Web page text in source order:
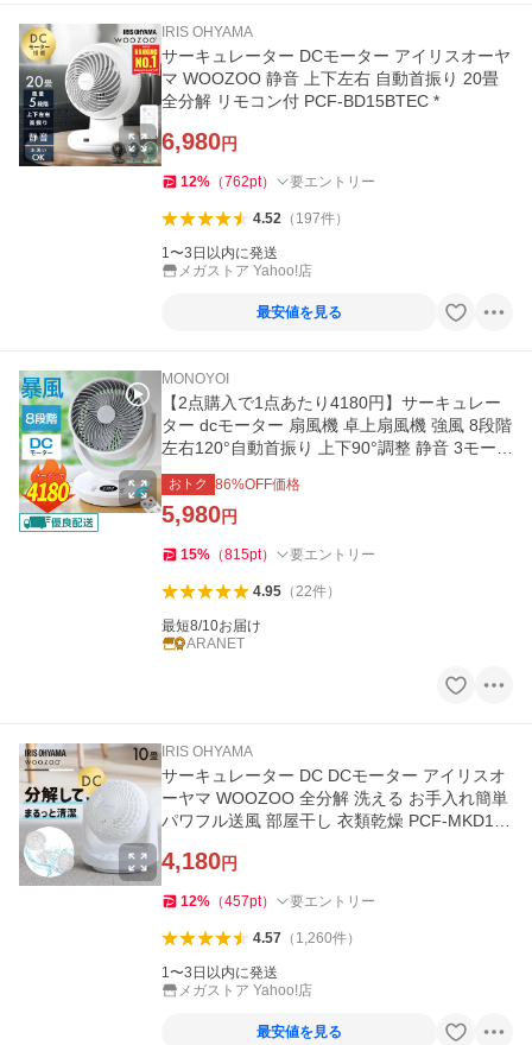
IRIS OHYAMA
サーキュレーター DCモーター アイリスオーヤ
マ WOOZOO 静音 上下左右 自動首振り 20畳
全分解 リモコン付 PCF-BD15BTEC *
6,980円
12% （762pt） 要エントリー
4.52（ 197件）
1〜3日以内に発送
メガストア Yahoo!店
最安値を見る
MONOYOI
【2点購入で1点あたり4180円】サーキュレー
ター dcモーター 扇風機 卓上扇風機 強風 8段階
左右120°自動首振り 上下90°調整 静音 3モード
8畳 イオン発生
おトク 86%OFF価格
5,980円
15% （815pt） 要エントリー
4.95（22件）
最短8/10お届け
ARANET
IRIS OHYAMA
サーキュレーター DC DCモーター アイリスオ
ーヤマ WOOZOO 全分解 洗える お手入れ簡単
パワフル送風 部屋干し 衣類乾燥 PCF-MKD15
4,180円
12% （457pt） 要エントリー
4.57（ 1,260件）
1〜3日以内に発送
メガストア Yahoo!店
最安値を見る